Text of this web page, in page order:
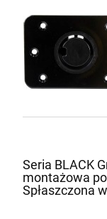
Seria BLACK
montażowa
Spłaszczona